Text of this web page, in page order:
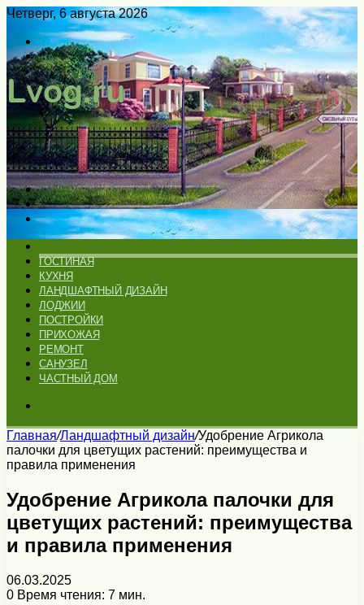
Четверг, 6 августа 2026
Войти
Switch
skin
Меню
Искать
Switch
skin
ГОСТИНАЯ
КУХНЯ
ЛАНДШАФТНЫЙ ДИЗАЙН
ЛОДЖИИ
ПОСТРОЙКИ
ПРИХОЖАЯ
РЕМОНТ
САНУЗЕЛ
ЧАСТНЫЙ ДОМ
Главная/Ландшафтный дизайн/Удобрение Агрикола
палочки для цветущих растений: преимущества и
правила применения
Удобрение Агрикола палочки для
цветущих растений: преимущества
и правила применения
06.03.2025
0 Время чтения: 7 мин.